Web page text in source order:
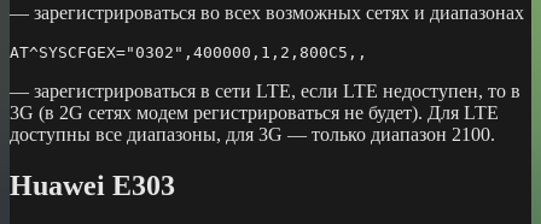
— зарегистрироваться во всех возможных сетях и диапазонах
AT^SYSCFGEX="0302" , 400000 , 1 , 2 , 800C5 ,,
— зарегистрироваться в сети LTE, если LTE недоступен, то в
3G (в 2G сетях модем регистрироваться не будет). Для LTE
доступны все диапазоны, для 3G — только диапазон 2100.
Huawei E303